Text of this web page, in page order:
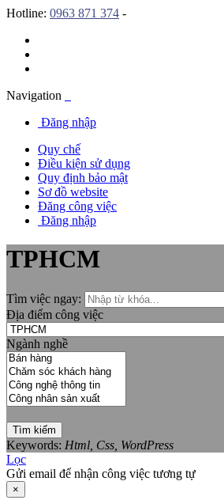
Hotline: 0963 871 374 -
Navigation
Đăng nhập
Quy chế
Điều kiện sử dụng
Quy định bảo mật
Sơ đồ website
Đăng công việc
Đăng nhập
TPHCM
Tìm việc ngay:
Địa điểm công việc
Ngành nghề
Tìm kiếm
Keywords: Html, Css, WordPress
Lọc
Gửi email để nhận công việc tương tự
×